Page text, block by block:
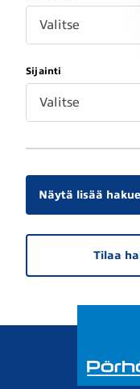
Valitse
Sijainti
Valitse
Näytä lisää
Tilaa